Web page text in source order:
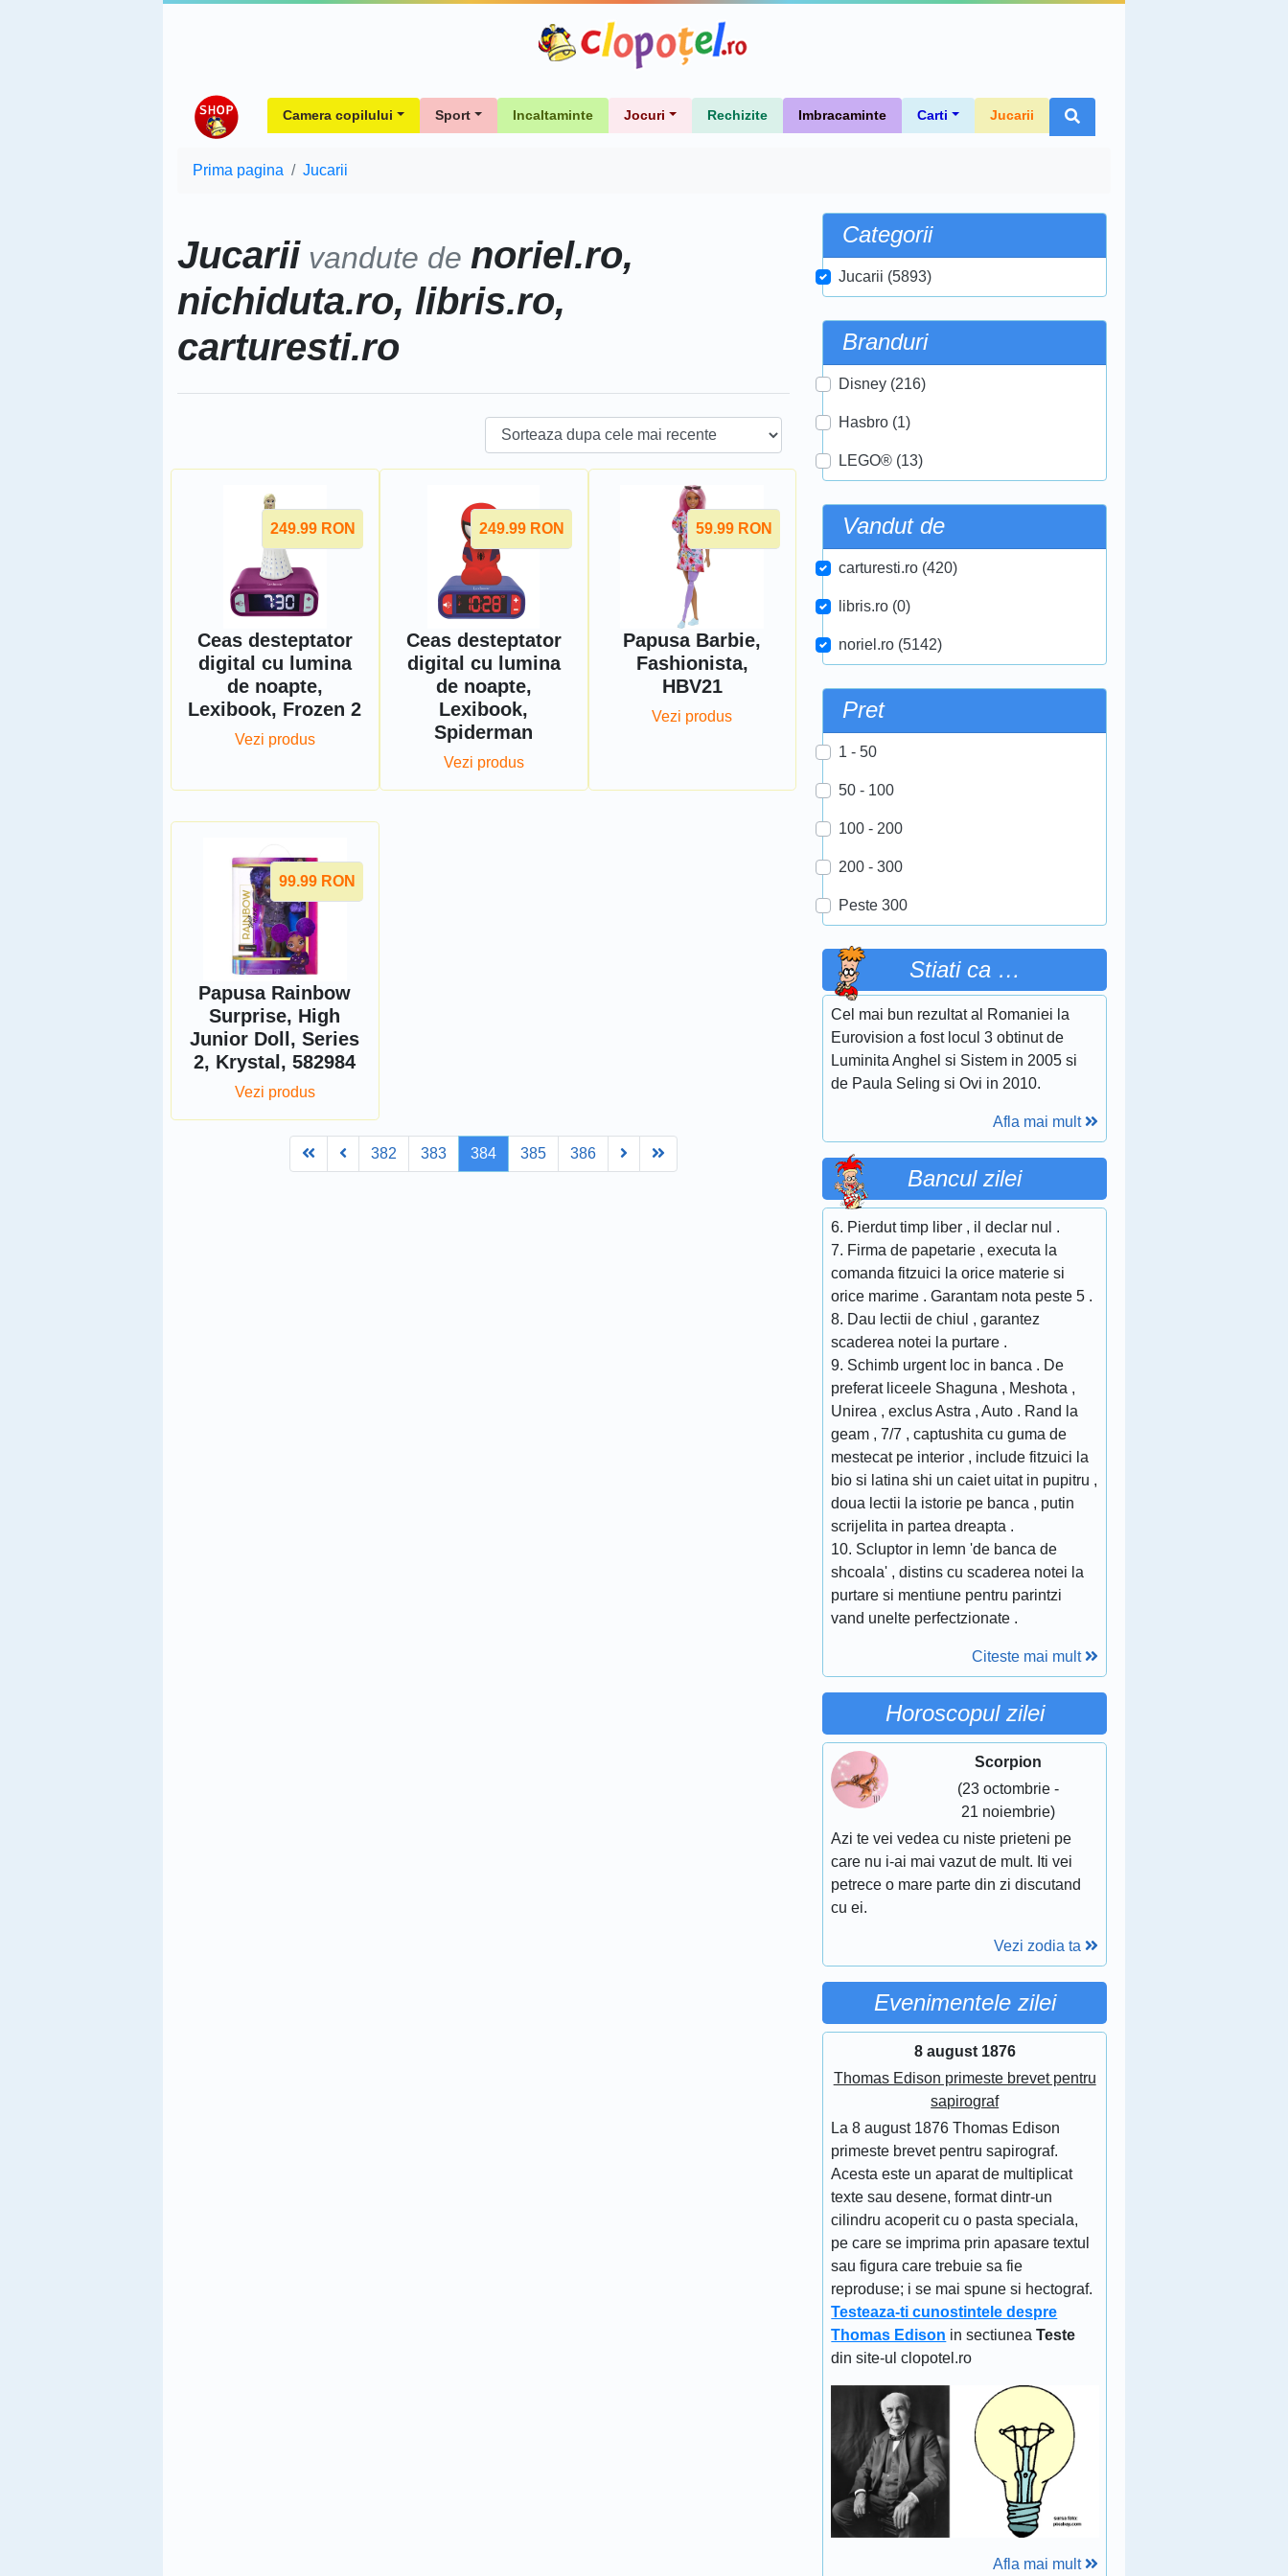
Camera copilului Sport Incaltaminte Jocuri Rechizite Imbracaminte Carti Jucarii
Prima pagina Jucarii
Jucarii vandute de noriel.ro,
nichiduta.ro, libris.ro,
carturesti.ro
249.99 RON
Ceas desteptator
digital cu lumina
de noapte,
Lexibook, Frozen 2
Vezi produs
249.99 RON
Ceas desteptator
digital cu lumina
de noapte,
Lexibook,
Spiderman
Vezi produs
59.99 RON
Papusa Barbie,
Fashionista,
HBV21
Vezi produs
99.99 RON
Papusa Rainbow
Surprise, High
Junior Doll, Series
2, Krystal, 582984
Vezi produs
FirstPrev382 383 384 385 386 Next
Categorii
Jucarii (5893)
Branduri
Disney (216)
Hasbro (1)
LEGO® (13)
Vandut de
carturesti.ro (420)
libris.ro (0)
noriel.ro (5142)
Pret
1 - 50
50 - 100
100 - 200
200 - 300
Peste 300
Stiati ca …
Cel mai bun rezultat al Romaniei la
Eurovision a fost locul 3 obtinut de
Luminita Anghel si Sistem in 2005 si
de Paula Seling si Ovi in 2010.
Afla mai mult
Bancul zilei
6. Pierdut timp liber , il declar nul .
7. Firma de papetarie , executa la
comanda fitzuici la orice materie si
orice marime . Garantam nota peste 5 .
8. Dau lectii de chiul , garantez
scaderea notei la purtare .
9. Schimb urgent loc in banca . De
preferat liceele Shaguna , Meshota ,
Unirea , exclus Astra , Auto . Rand la
geam , 7/7 , captushita cu guma de
mestecat pe interior , include fitzuici la
bio si latina shi un caiet uitat in pupitru ,
doua lectii la istorie pe banca , putin
scrijelita in partea dreapta .
10. Scluptor in lemn 'de banca de
shcoala' , distins cu scaderea notei la
purtare si mentiune pentru parintzi
vand unelte perfectzionate .
Citeste mai mult
Horoscopul zilei
Scorpion
(23 octombrie -
21 noiembrie)
Azi te vei vedea cu niste prieteni pe
care nu i-ai mai vazut de mult. Iti vei
petrece o mare parte din zi discutand
cu ei.
Vezi zodia ta
Evenimentele zilei
8 august 1876
Thomas Edison primeste brevet pentru
sapirograf
La 8 august 1876 Thomas Edison
primeste brevet pentru sapirograf.
Acesta este un aparat de multiplicat
texte sau desene, format dintr-un
cilindru acoperit cu o pasta speciala,
pe care se imprima prin apasare textul
sau figura care trebuie sa fie
reproduse; i se mai spune si hectograf.
Testeaza-ti cunostintele despre
Thomas Edison in sectiuneaTeste
din site-ul clopotel.ro
Afla mai mult